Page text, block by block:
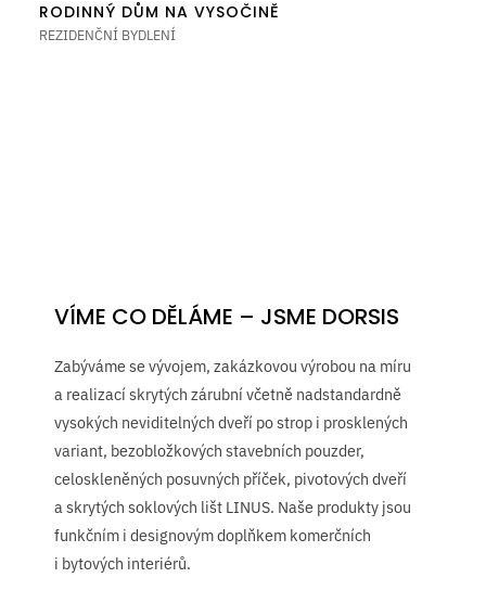
RODINNÝ DŮM NA VYSOČINĚ
REZIDENČNÍ BYDLENÍ
VÍME CO DĚLÁME – JSME DORSIS
Zabýváme se vývojem, zakázkovou výrobou na míru
a realizací skrytých zárubní včetně nadstandardně
vysokých neviditelných dveří po strop i prosklených
variant, bezobložkových stavebních pouzder,
celoskleněných posuvných příček, pivotových dveří
a skrytých soklových lišt LINUS. Naše produkty jsou
funkčním i designovým doplňkem komerčních
i bytových interiérů.